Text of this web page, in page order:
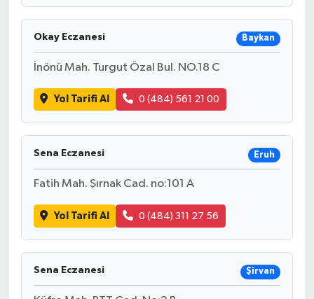
Okay Eczanesi Baykan
İnönü Mah. Turgut Özal Bul. NO.18 C
Yol Tarifi Al 0 (484) 561 21 00
Sena Eczanesi Eruh
Fatih Mah. Şırnak Cad. no:101 A
Yol Tarifi Al 0 (484) 311 27 56
Sena Eczanesi Şirvan